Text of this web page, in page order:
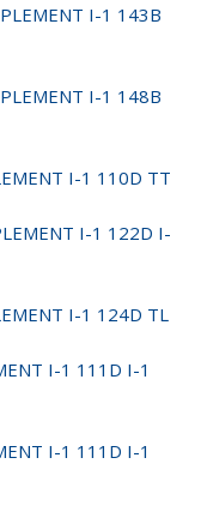
I-1 143B
I-1 148B
I-1 110D TT
I-1 122D I-
I-1 124D TL
I-1 111D I-1
I-1 111D I-1